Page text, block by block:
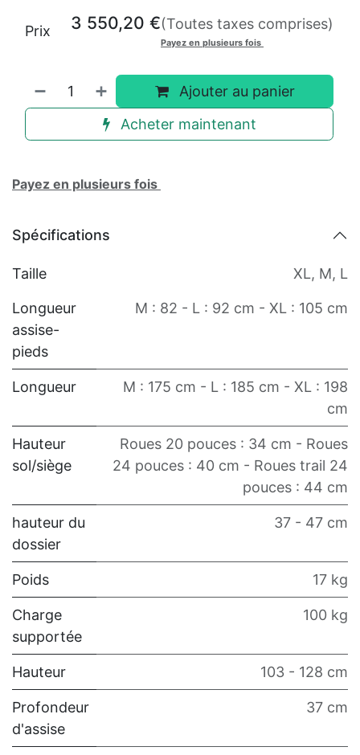
Ajouter au panier
Acheter maintenant
Prix 3 550,20 €(Toutes taxes comprises)
Payez en plusieurs fois
Payez en plusieurs fois
Spécifications
Taille XL, M, L
Longueur
assise-
pieds
M : 82 - L : 92 cm - XL : 105 cm
Longueur
M : 175 cm - L : 185 cm - XL : 198
cm
Hauteur
sol/siège
Roues 20 pouces : 34 cm - Roues
24 pouces : 40 cm - Roues trail 24
pouces : 44 cm
hauteur du
dossier
37 - 47 cm
Poids 17 kg
Charge
supportée
100 kg
Hauteur 103 - 128 cm
Profondeur
d'assise
37 cm